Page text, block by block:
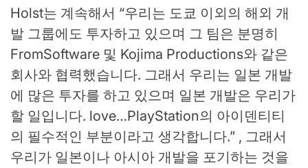
Holst는 계속해서 “우리는 도쿄 이외의 해외 개
발 그룹에도 투자하고 있으며 그 팀은 분명히
FromSoftware 및 Kojima Productions와 같은
회사와 협력했습니다. 그래서 우리는 일본 개발
에 많은 투자를 하고 있으며 일본 개발은 우리가
할 일입니다. love…PlayStation의 아이덴티티
의 필수적인 부분이라고 생각합니다.” , 그래서
우리가 일본이나 아시아 개발을 포기하는 것을